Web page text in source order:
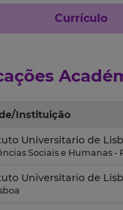
Currículo
Instituição
Universitario de
Sociais e Humanas -
Universitario de